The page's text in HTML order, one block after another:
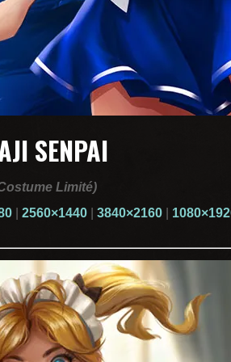
SENPAI
Limité)
2560×1440 3840×2160